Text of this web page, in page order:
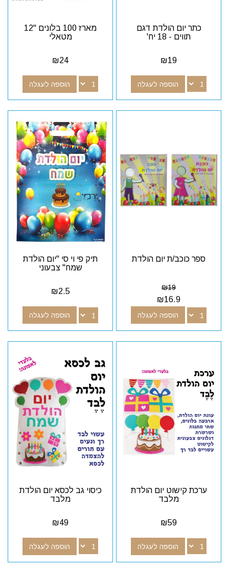
כתר יום הולדת דגם
תווים - 18 יח'
₪19
הוספה לעגלה
מארז 100 בלונים "12
מטאלי
₪24
הוספה לעגלה
ספר כוכב/ת יום הולדת
₪19
₪16.9
הוספה לעגלה
תיק פי וי סי "יום הולדת
שמח" צבעוני
₪2.5
הוספה לעגלה
ערכת קישוט יום הולדת
מלבד
₪59
הוספה לעגלה
כיסוי גב לכסא יום הולדת
מלבד
₪49
הוספה לעגלה